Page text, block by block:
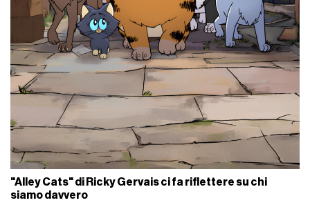
"Alley Cats" di Ricky Gervais ci fa riflettere su chi
siamo davvero